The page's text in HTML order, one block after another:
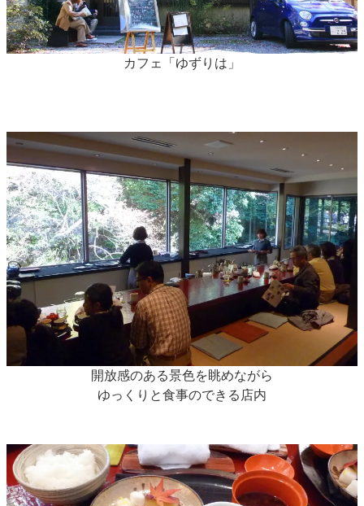
カフェ「ゆずりは」
開放感のある景色を眺めながら
ゆっくりと食事のできる店内